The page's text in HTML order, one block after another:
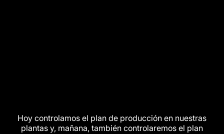
Hoy controlamos el plan de producción en nuestras
plantas y, mañana, también controlaremos el plan